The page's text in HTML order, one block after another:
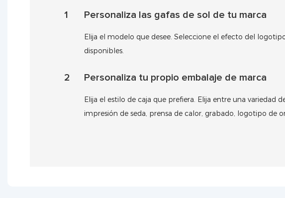
1 Personaliza las gafas de sol de tu marca
Elija el modelo que desee. Seleccione el efecto del
disponibles.
2 Personaliza tu propio embalaje de marca
Elija el estilo de caja que prefiera. Elija entre una
impresión de seda, prensa de calor, grabado, logotipo de